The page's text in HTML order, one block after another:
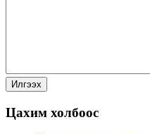
Цахим холбоос